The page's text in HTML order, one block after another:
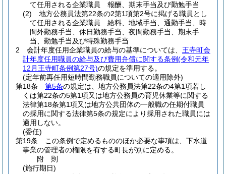
て任用される企業職員 報酬、期末手当及び勤勉手当
(2)
地方公務員法第22条の2第1項第2号に掲げる職員とし
て任用される企業職員 給料、地域手当、通勤手当、時
間外勤務手当、休日勤務手当、夜間勤務手当、期末手
当、勤勉手当及び特殊勤務手当
2
会計年度任用企業職員の給与の基準については、 王寺町会
計年度任用職員の給与及び費用弁償に関する条例(令和元年
12月王寺町条例第27号)の規定を準用する。
(定年前再任用短時間勤務職員についての適用除外)
第18条
第5条の規定は、地方公務員法第22条の4第1項若し
くは第22条の5第1項又は地方公務員の育児休業等に関する
法律第18条第1項又は地方公共団体の一般職の任期付職員
の採用に関する法律第5条の規定により採用された職員には
適用しない。
(委任)
第19条
この条例で定めるもののほか必要な事項は、下水道
事業の管理者の権限を有する町長が別に定める。
附 則
(施行期日)